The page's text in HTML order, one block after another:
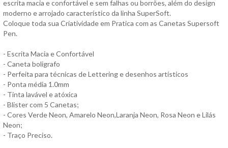
escrita macia e confortável e sem falhas ou borrões, além do design
moderno e arrojado característico da linha SuperSoft.
Coloque toda sua Criatividade em Pratica com as Canetas Supersoft
Pen.
- Escrita Macia e Confortável
- Caneta boligrafo
- Perfeita para técnicas de Lettering e desenhos artísticos
- Ponta média 1.0mm
- Tinta lavável e atóxica
- Blister com 5 Canetas;
- Cores Verde Neon, Amarelo Neon,Laranja Neon, Rosa Neon e Lilás
Neon;
- Traço Preciso.